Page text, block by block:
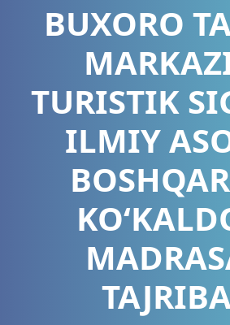
BUXORO
TURISTIK
ILMIY